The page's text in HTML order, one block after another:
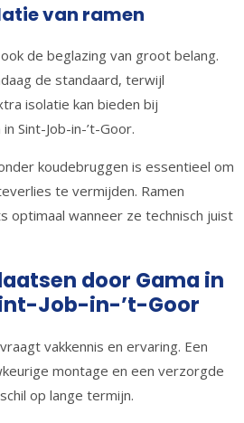
van ramen
de beglazing van groot belang.
de standaard, terwijl
isolatie kan bieden bij
Sint-Job-in-’t-Goor.
koudebruggen is essentieel om
te vermijden. Ramen
optimaal wanneer ze technisch juist
door Gama in
Job-in-’t-Goor
vakkennis en ervaring. Een
montage en een verzorgde
op lange termijn.